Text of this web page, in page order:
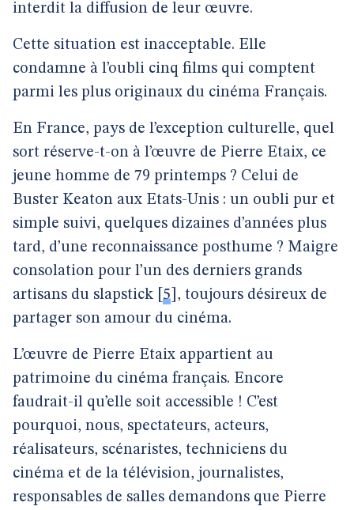
interdit la diffusion de leur œuvre.
Cette situation est inacceptable. Elle
condamne à l’oubli cinq films qui comptent
parmi les plus originaux du cinéma Français.
En France, pays de l’exception culturelle, quel
sort réserve-t-on à l’œuvre de Pierre Etaix, ce
jeune homme de 79 printemps ? Celui de
Buster Keaton aux Etats-Unis : un oubli pur et
simple suivi, quelques dizaines d’années plus
tard, d’une reconnaissance posthume ? Maigre
consolation pour l’un des derniers grands
artisans du slapstick 5 , toujours désireux de
partager son amour du cinéma.
L’œuvre de Pierre Etaix appartient au
patrimoine du cinéma français. Encore
faudrait-il qu’elle soit accessible ! C’est
pourquoi, nous, spectateurs, acteurs,
réalisateurs, scénaristes, techniciens du
cinéma et de la télévision, journalistes,
responsables de salles demandons que Pierre